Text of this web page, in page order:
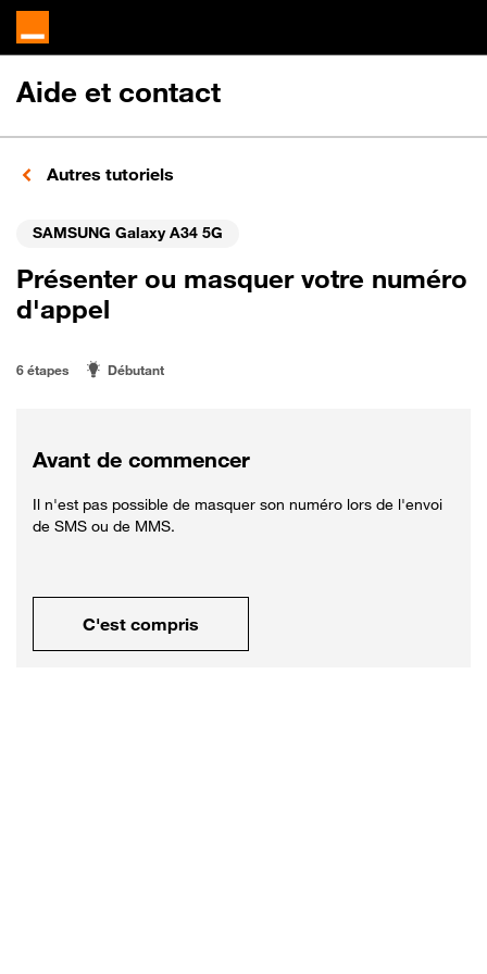
Aide et contact
Autres tutoriels
SAMSUNG Galaxy A34 5G
Présenter ou masquer votre numéro
d'appel
6 étapes Débutant
Avant de commencer
Il n'est pas possible de masquer son numéro lors de l'envoi
de SMS ou de MMS.
C'est compris